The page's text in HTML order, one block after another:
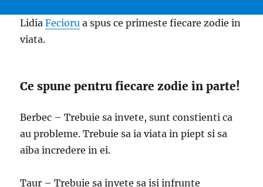
LidiaFecioru a spus ce primeste fiecare zodie in
viata.
Ce spune pentru fiecare zodie in parte!
Berbec – Trebuie sa invete, sunt constienti ca
au probleme. Trebuie sa ia viata in piept si sa
aiba incredere in ei.
Taur – Trebuie sa invete sa isi infrunte